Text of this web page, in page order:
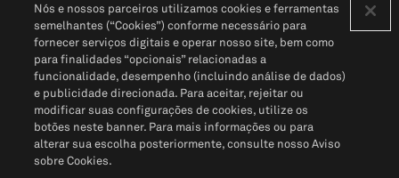
Política de PrivacidadePortal de privacidade do cliente (em inglês)
Não Venda Minhas Informações Pessoais© 2026 S&P Global
Nós e nossos parceiros utilizamos cookies e ferramentas
semelhantes (“Cookies”) conforme necessário para
fornecer serviços digitais e operar nosso site, bem como
para finalidades “opcionais” relacionadas a
funcionalidade, desempenho (incluindo análise de dados)
e publicidade direcionada. Para aceitar, rejeitar ou
modificar suas configurações de cookies, utilize os
botões neste banner. Para mais informações ou para
alterar sua escolha posteriormente, consulte nosso Aviso
sobre Cookies.